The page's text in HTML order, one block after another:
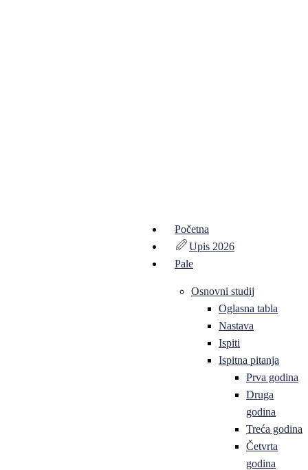
Početna
Upis 2026
Pale
Osnovni studij
Oglasna tabla
Nastava
Ispiti
Ispitna pitanja
Prva godina
Druga
godina
Treća godina
Četvrta
godina